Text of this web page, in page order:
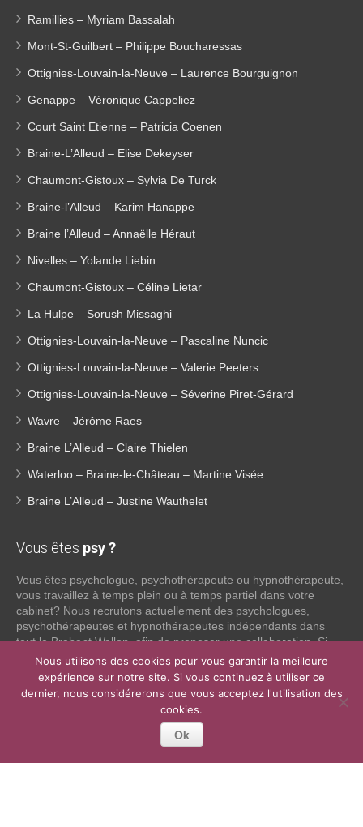
Ramillies – Myriam Bassalah
Mont-St-Guilbert – Philippe Boucharessas
Ottignies-Louvain-la-Neuve – Laurence Bourguignon
Genappe – Véronique Cappeliez
Court Saint Etienne – Patricia Coenen
Braine-L’Alleud – Elise Dekeyser
Chaumont-Gistoux – Sylvia De Turck
Braine-l’Alleud – Karim Hanappe
Braine l’Alleud – Annaëlle Héraut
Nivelles – Yolande Liebin
Chaumont-Gistoux – Céline Lietar
La Hulpe – Sorush Missaghi
Ottignies-Louvain-la-Neuve – Pascaline Nuncic
Ottignies-Louvain-la-Neuve – Valerie Peeters
Ottignies-Louvain-la-Neuve – Séverine Piret-Gérard
Wavre – Jérôme Raes
Braine L’Alleud – Claire Thielen
Waterloo – Braine-le-Château – Martine Visée
Braine L’Alleud – Justine Wauthelet
Vous êtes psy ?
Vous êtes psychologue, psychothérapeute ou hypnothérapeute,
vous travaillez à temps plein ou à temps partiel dans votre
cabinet? Nous recrutons actuellement des psychologues,
psychothérapeutes et hypnothérapeutes indépendants dans
tout le Brabant Wallon, afin de proposer une collaboration. Si
vous souhaitez obtenir plus d’informations sur ce que nous
pouvons faire pour vous en tant que psy indépendant, n’hésitez
pas à nous contacter:
Lire la suite
Nous utilisons des cookies pour vous garantir la meilleure
expérience sur notre site. Si vous continuez à utiliser ce
dernier, nous considérerons que vous acceptez l'utilisation des
cookies.
Ok